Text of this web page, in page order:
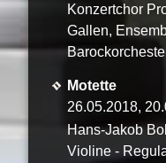
Konzertchor
Gallen,
Motette
26.05.2018,
Hans-Jakob
Violine -